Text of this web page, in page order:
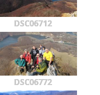
DSC06712
DSC06772